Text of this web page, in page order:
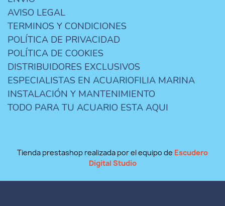
AVISO LEGAL
TERMINOS Y CONDICIONES
POLÍTICA DE PRIVACIDAD
POLÍTICA DE COOKIES
DISTRIBUIDORES EXCLUSIVOS
ESPECIALISTAS EN ACUARIOFILIA MARINA
INSTALACIÓN Y MANTENIMIENTO
TODO PARA TU ACUARIO ESTA AQUI
Tienda prestashop realizada por el equipo de Escudero
Digital Studio